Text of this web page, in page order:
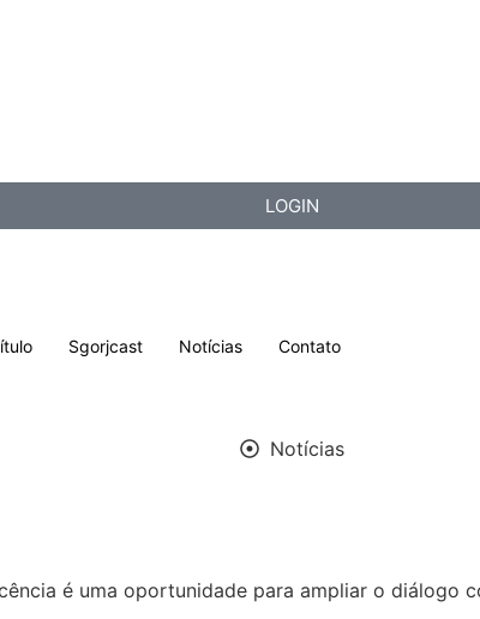
LOGIN
Sgorjcast Notícias Contato
Notícias
é uma oportunidade para ampliar o diálogo